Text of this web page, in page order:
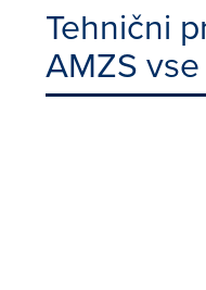
Tehnični
AMZS